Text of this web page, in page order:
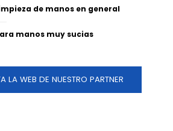
de manos en general
manos muy sucias
LA WEB DE NUESTRO PARTNER